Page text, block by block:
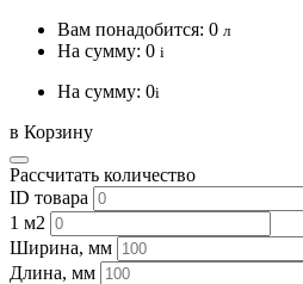
Вам понадобится: 0 л
На сумму: 0 i
На сумму: 0i
в Корзину
Рассчитать количество
ID товара
1 м2
Ширина, мм
Длина, мм